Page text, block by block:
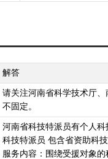
解答
请关注河南省科学技术厅
不固定。
河南省科技特派员有个人
科技特派员 包含省资助科
服务内容：围绕受援对象